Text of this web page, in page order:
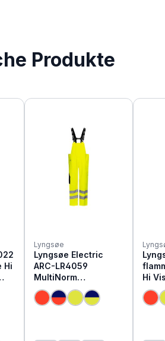
Produkte
Hi
Lyngsøe
Lyngsøe Electric
ARC-LR4059
MultiNorm
Warnschutz Regen
Latzhose | APC1
Hi